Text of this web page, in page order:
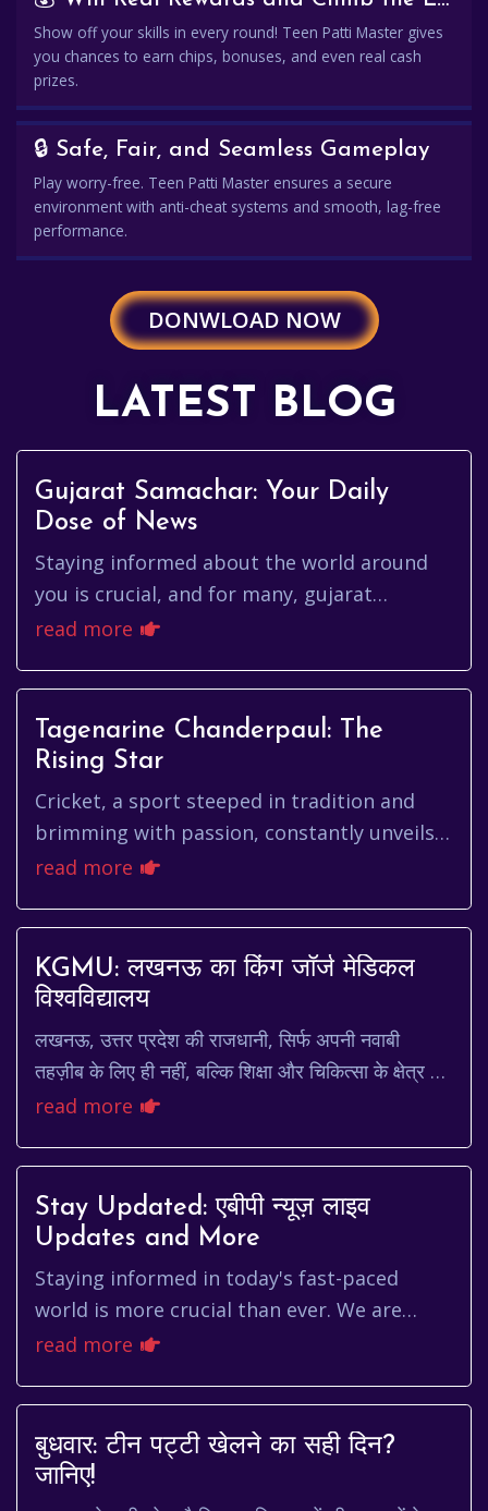
Show off your skills in every round! Teen Patti Master gives
you chances to earn chips, bonuses, and even real cash
prizes.
🔒 Safe, Fair, and Seamless Gameplay
Play worry-free. Teen Patti Master ensures a secure
environment with anti-cheat systems and smooth, lag-free
performance.
DONWLOAD NOW
LATEST BLOG
Gujarat Samachar: Your Daily
Dose of News
Staying informed about the world around
you is crucial, and for many, gujarat
samachar serves as a primary source of
read more
Tagenarine Chanderpaul: The
Rising Star
Cricket, a sport steeped in tradition and
brimming with passion, constantly unveils
new talents that capture the imagination of
read more
KGMU: लखनऊ का किंग जॉर्ज मेडिकल
विश्वविद्यालय
लखनऊ, उत्तर प्रदेश की राजधानी, सिर्फ अपनी नवाबी
तहज़ीब के लिए ही नहीं, बल्कि शिक्षा और चिकित्सा के क्षेत्र में
भी अपनी एक खास पहचान रखता है। और इस पहच...
read more
Stay Updated: एबीपी न्यूज़ लाइव
Updates and More
Staying informed in today's fast-paced
world is more crucial than ever. We are
constantly bombarded with information
read more
बुधवार: टीन पट्टी खेलने का सही दिन?
जानिए!